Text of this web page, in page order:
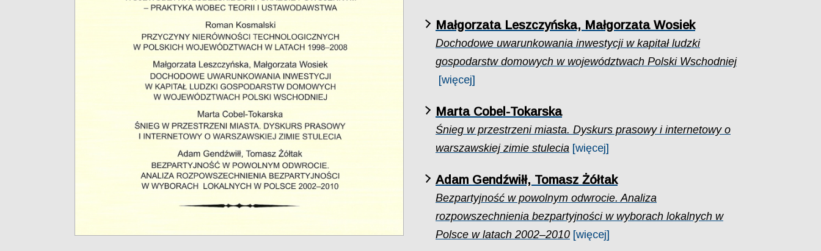
Małgorzata Leszczyńska, Małgorzata Wosiek
Dochodowe uwarunkowania inwestycji w kapitał ludzki
gospodarstw domowych w województwach Polski Wschodniej
[więcej]
Marta Cobel-Tokarska
Śnieg w przestrzeni miasta. Dyskurs prasowy i internetowy o
warszawskiej zimie stulecia [więcej]
Adam Gendźwiłł, Tomasz Żółtak
Bezpartyjność w powolnym odwrocie. Analiza
rozpowszechnienia bezpartyjności w wyborach lokalnych w
Polsce w latach 2002–2010 [więcej]